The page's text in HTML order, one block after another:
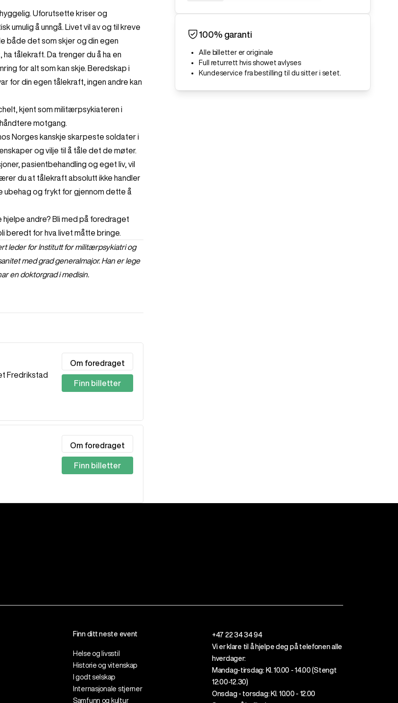
100% garanti
Alle billetter er originale
Full returrett hvis showet avlyses
Kundeservice fra bestilling til du sitter i setet.
Uforutsette kriser og
umulig å unngå. Livet vil av og til kreve
både det som skjer og din egen
tålekraft. Da trenger du å ha en
for alt som kan skje. Beredskap i
for din egen tålekraft, ingen andre kan
kjent som militærpsykiateren i
motgang.
Norges kanskje skarpeste soldater i
og vilje til å tåle det de møter.
pasientbehandling og eget liv, vil
du at tålekraft absolutt ikke handler
ubehag og frykt for gjennom dette å
hjelpe andre? Bli med på foredraget
beredt for hva livet måtte bringe.
leder for Institutt for militærpsykiatri og
med grad generalmajor. Han er lege
en doktorgrad i medisin.
Fredrikstad
Om foredraget
Finn billetter
Om foredraget
Finn billetter
Finn ditt neste event
Helse og livsstil
Historie og vitenskap
I godt selskap
Internasjonale stjerner
Samfunn og kultur
+47 22 34 34 94
Vi er klare til å hjelpe deg på telefonen alle
hverdager:
Mandag-tirsdag: Kl. 10.00 - 14.00 (Stengt
12:00-12.30)
Onsdag - torsdag: Kl. 10.00 - 12.00